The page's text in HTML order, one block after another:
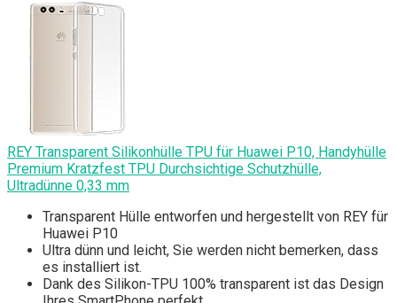
REY Transparent Silikonhülle TPU für Huawei P10, Handyhülle
Premium Kratzfest TPU Durchsichtige Schutzhülle,
Ultradünne 0,33 mm
Transparent Hülle entworfen und hergestellt von REY für
Huawei P10
Ultra dünn und leicht, Sie werden nicht bemerken, dass
es installiert ist.
Dank des Silikon-TPU 100% transparent ist das Design